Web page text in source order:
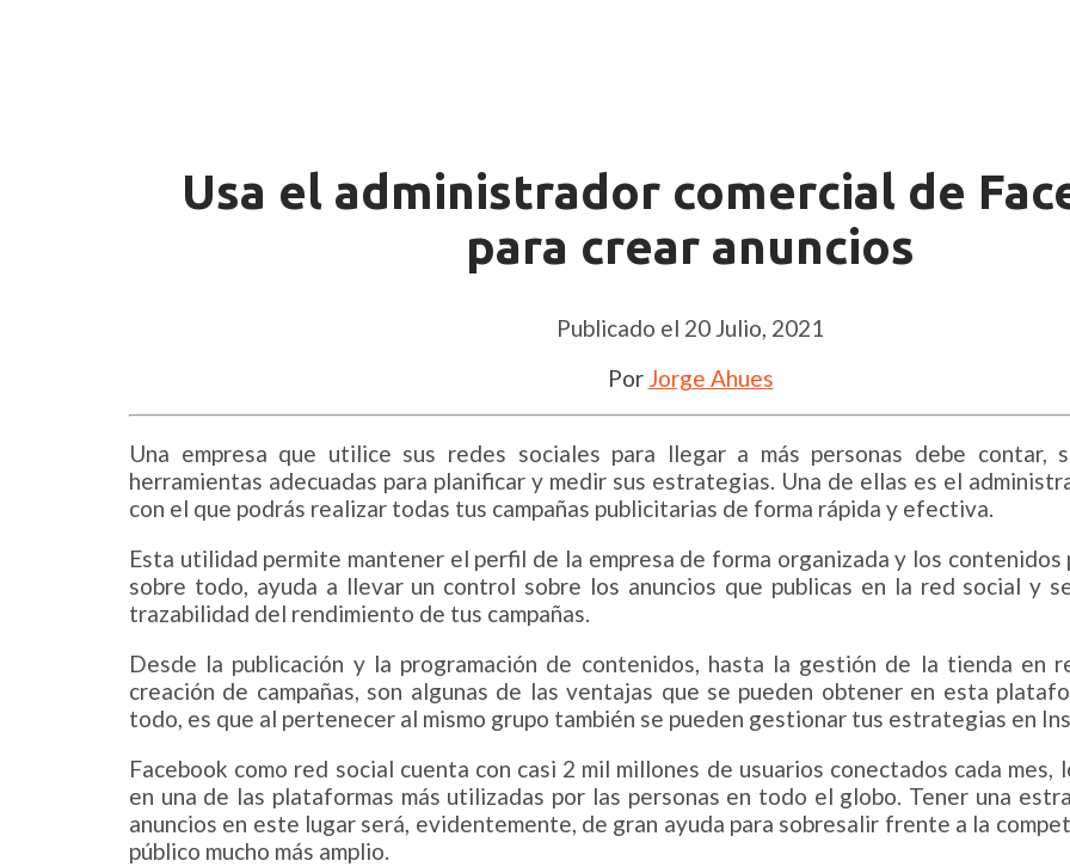
Usa el administrador comercial de
para crear anuncios
Publicado el 20 Julio, 2021
Por Jorge Ahues
Una empresa que utilice sus redes sociales para llegar a más personas debe contar,
herramientas adecuadas para planificar y medir sus estrategias. Una de ellas es el
con el que podrás realizar todas tus campañas publicitarias de forma rápida y efectiva.
Esta utilidad permite mantener el perfil de la empresa de forma organizada y los contenidos
sobre todo, ayuda a llevar un control sobre los anuncios que publicas en la red social y
trazabilidad del rendimiento de tus campañas.
Desde la publicación y la programación de contenidos, hasta la gestión de la tienda en
creación de campañas, son algunas de las ventajas que se pueden obtener en esta
todo, es que al pertenecer al mismo grupo también se pueden gestionar tus estrategias en
Facebook como red social cuenta con casi 2 mil millones de usuarios conectados cada mes,
en una de las plataformas más utilizadas por las personas en todo el globo. Tener una
anuncios en este lugar será, evidentemente, de gran ayuda para sobresalir frente a la
público mucho más amplio.